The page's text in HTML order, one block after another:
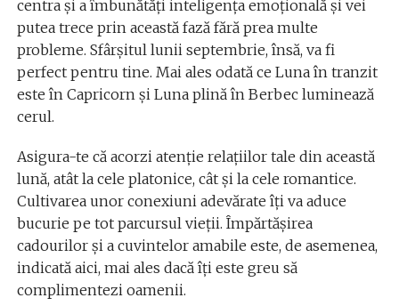
centra și a îmbunătăți inteligența emoțională și vei
putea trece prin această fază fără prea multe
probleme. Sfârșitul lunii septembrie, însă, va fi
perfect pentru tine. Mai ales odată ce Luna în tranzit
este în Capricorn și Luna plină în Berbec luminează
cerul.
Asigura-te că acorzi atenție relațiilor tale din această
lună, atât la cele platonice, cât și la cele romantice.
Cultivarea unor conexiuni adevărate îți va aduce
bucurie pe tot parcursul vieții. Împărtășirea
cadourilor și a cuvintelor amabile este, de asemenea,
indicată aici, mai ales dacă îți este greu să
complimentezi oamenii.